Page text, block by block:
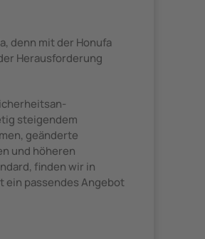
denn mit der Honufa
Herausforderung
steigendem
geänderte
und höheren
finden wir in
ein passendes Angebot